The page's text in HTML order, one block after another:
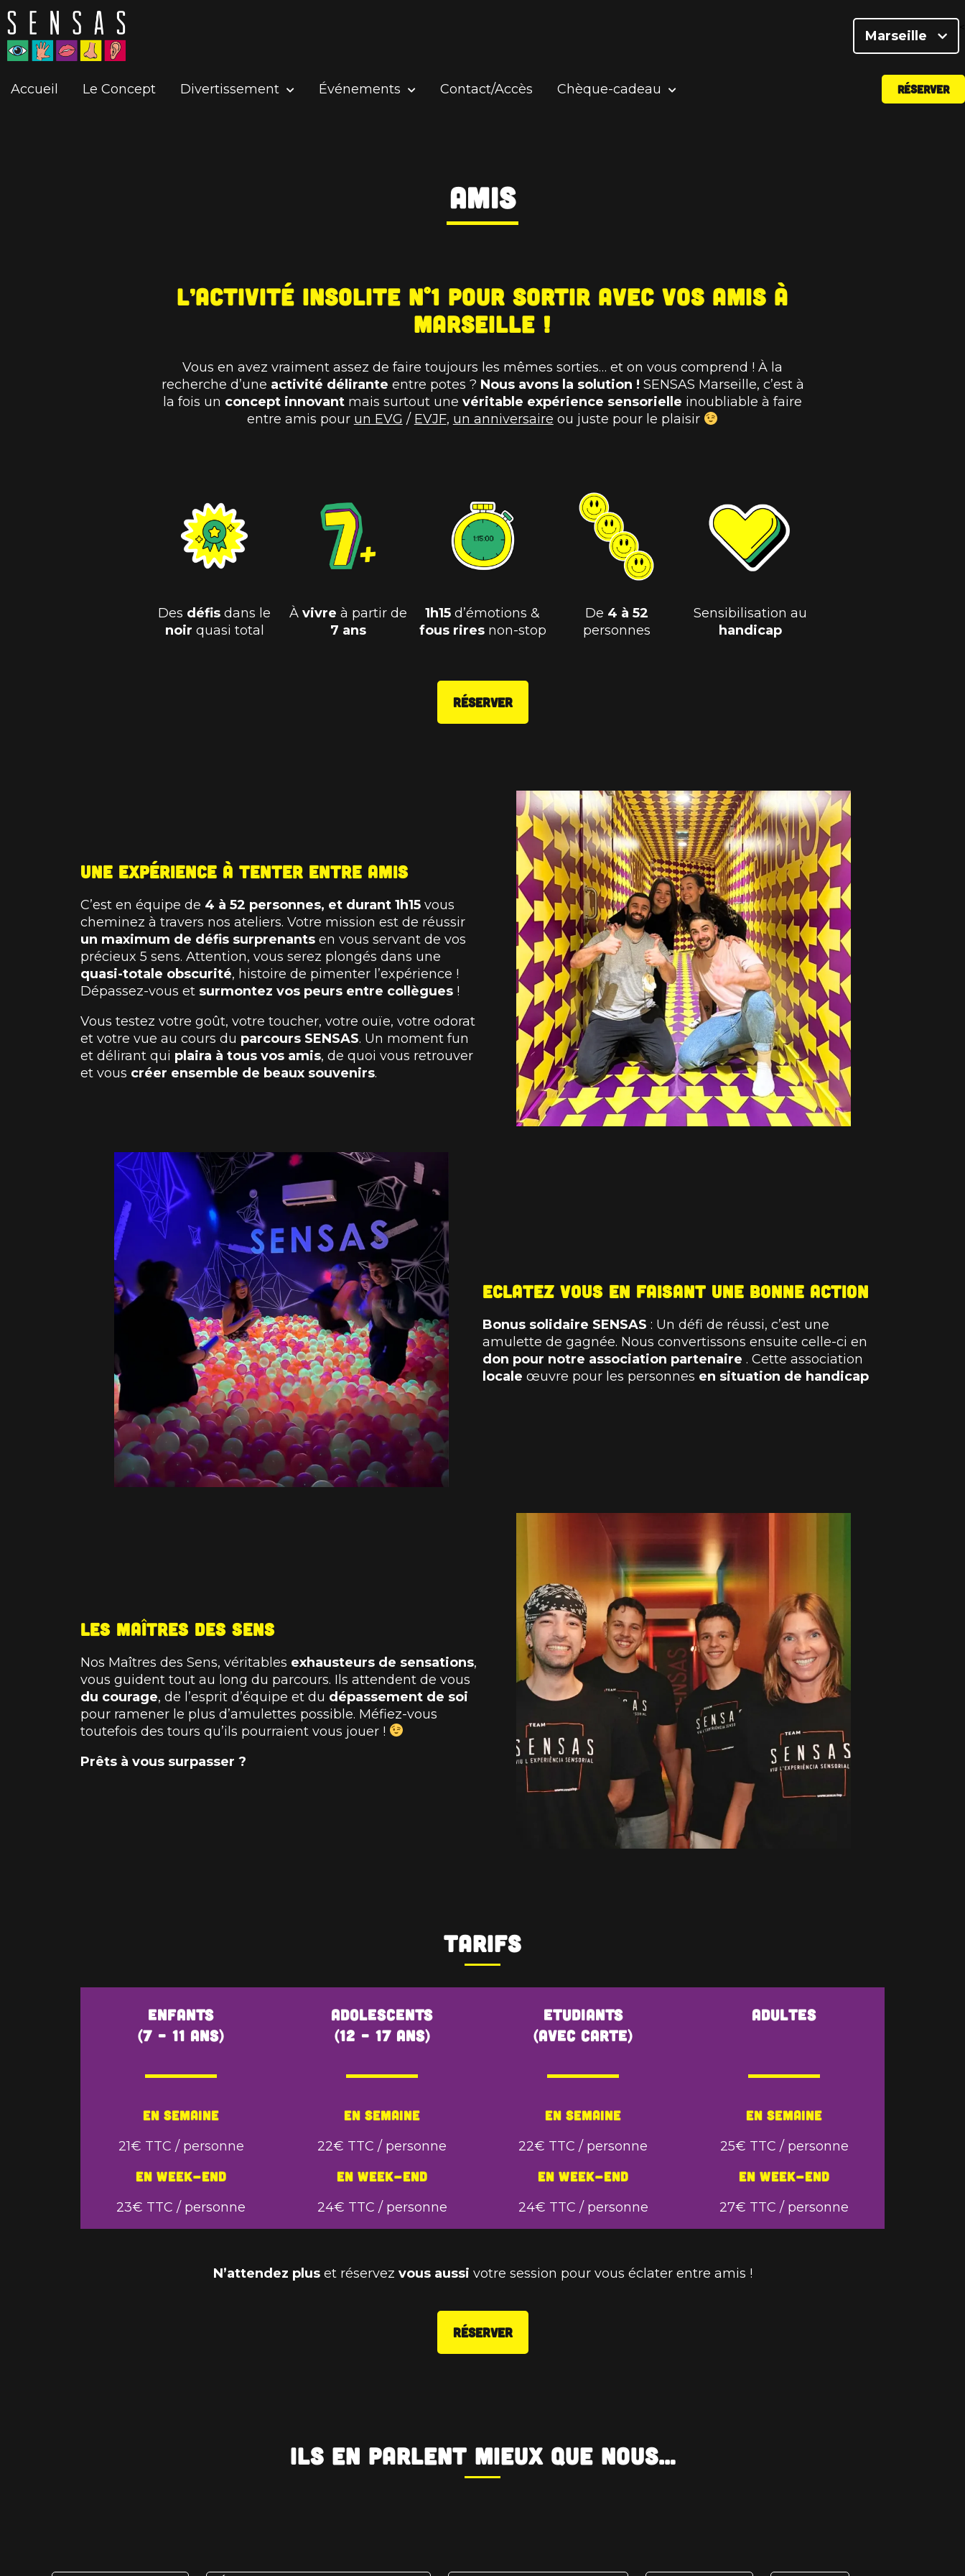
Marseille
Accueil Le Concept Divertissement Événements Contact/Accès Chèque-cadeau RÉSERVER
Amis
L’activité insolite n°1 pour sortir avec vos amis à
Marseille !
Vous en avez vraiment assez de faire toujours les mêmes sorties… et on vous comprend ! À la
recherche d’une activité délirante entre potes ? Nous avons la solution ! SENSAS Marseille, c’est à
la fois un concept innovant mais surtout une véritable expérience sensorielle inoubliable à faire
entre amis pour un EVG / EVJF, un anniversaire ou juste pour le plaisir
Des défis dans le
noir quasi total
Àvivre à partir de
7 ans
1h15 d’émotions &
fous riresnon-stop
De 4 à 52
personnes
Sensibilisation au
handicap
RÉSERVER
Une expérience à tenter entre amis
C’est en équipe de 4 à 52 personnes, et durant 1h15 vous
cheminez à travers nos ateliers. Votre mission est de réussir
un maximum de défis surprenants en vous servant de vos
précieux 5 sens. Attention, vous serez plongés dans une
quasi-totale obscurité, histoire de pimenter l’expérience !
Dépassez-vous et surmontez vos peurs entre collègues !
Vous testez votre goût, votre toucher, votre ouïe, votre odorat
et votre vue au cours du parcours SENSAS. Un moment fun
et délirant qui plaira à tous vos amis, de quoi vous retrouver
et vous créer ensemble de beaux souvenirs.
Eclatez vous en faisant une bonne action
Bonus solidaire SENSAS : Un défi de réussi, c’est une
amulette de gagnée. Nous convertissons ensuite celle-ci en
don pour notre association partenaire . Cette association
locale œuvre pour les personnes en situation de handicap
Les Maîtres des Sens
Nos Maîtres des Sens, véritables exhausteurs de sensations,
vous guident tout au long du parcours. Ils attendent de vous
du courage, de l’esprit d’équipe et du dépassement de soi
pour ramener le plus d’amulettes possible. Méfiez-vous
toutefois des tours qu’ils pourraient vous jouer !
Prêts à vous surpasser ?
Tarifs
Enfants
(7 – 11 ans)
En semaine
21€ TTC / personne
En week-end
23€ TTC / personne
Adolescents
(12 – 17 ans)
En semaine
22€ TTC / personne
En week-end
24€ TTC / personne
Etudiants
(avec carte)
En semaine
22€ TTC / personne
En week-end
24€ TTC / personne
Adultes
En semaine
25€ TTC / personne
En week-end
27€ TTC / personne
N’attendez pluset réservez vous aussi votre session pour vous éclater entre amis !
RÉSERVER
Ils en parlent mieux que nous…